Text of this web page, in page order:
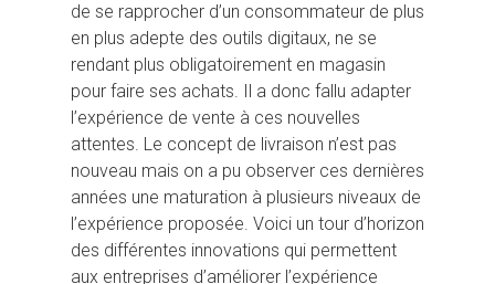
de se rapprocher d’un consommateur de plus
en plus adepte des outils digitaux, ne se
rendant plus obligatoirement en magasin
pour faire ses achats. Il a donc fallu adapter
l’expérience de vente à ces nouvelles
attentes. Le concept de livraison n’est pas
nouveau mais on a pu observer ces dernières
années une maturation à plusieurs niveaux de
l’expérience proposée. Voici un tour d’horizon
des différentes innovations qui permettent
aux entreprises d’améliorer l’expérience